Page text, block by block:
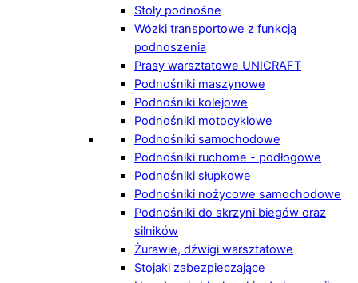
Stoły podnośne
Wózki transportowe z funkcją
podnoszenia
Prasy warsztatowe UNICRAFT
Podnośniki maszynowe
Podnośniki kolejowe
Podnośniki motocyklowe
Podnośniki samochodowe
Podnośniki ruchome - podłogowe
Podnośniki słupkowe
Podnośniki nożycowe samochodowe
Podnośniki do skrzyni biegów oraz
silników
Żurawie, dźwigi warsztatowe
Stojaki zabezpieczające